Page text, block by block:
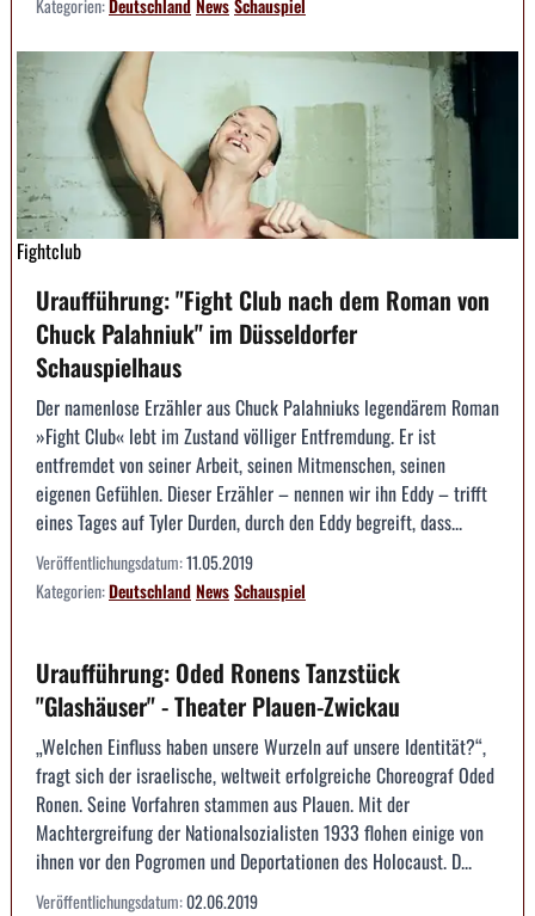
Fightclub
Uraufführung: "Fight Club nach dem Roman von
Chuck Palahniuk" im Düsseldorfer
Schauspielhaus
Der namenlose Erzähler aus Chuck Palahniuks legendärem Roman
»Fight Club« lebt im Zustand völliger Entfremdung. Er ist
entfremdet von seiner Arbeit, seinen Mitmenschen, seinen
eigenen Gefühlen. Dieser Erzähler – nennen wir ihn Eddy – trifft
eines Tages auf Tyler Durden, durch den Eddy begreift, dass...
Veröffentlichungsdatum:11.05.2019
Kategorien:DeutschlandNewsSchauspiel
Uraufführung: Oded Ronens Tanzstück
"Glashäuser" - Theater Plauen-Zwickau
„Welchen Einfluss haben unsere Wurzeln auf unsere Identität?“,
fragt sich der israelische, weltweit erfolgreiche Choreograf Oded
Ronen. Seine Vorfahren stammen aus Plauen. Mit der
Machtergreifung der Nationalsozialisten 1933 flohen einige von
ihnen vor den Pogromen und Deportationen des Holocaust. D...
Veröffentlichungsdatum:02.06.2019